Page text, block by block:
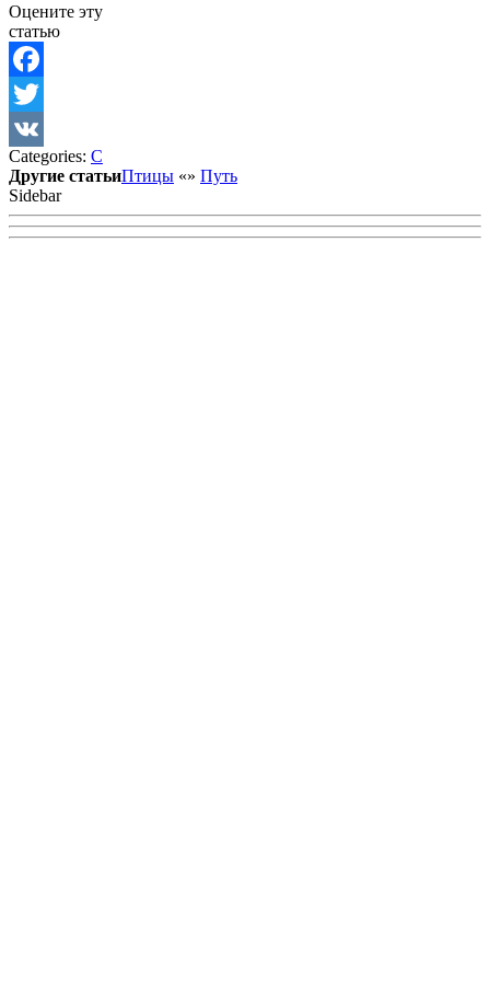
Оцените эту
статью
Facebook
Twitter
VK
Categories: С
Другие статьиПтицы «» Путь
Sidebar